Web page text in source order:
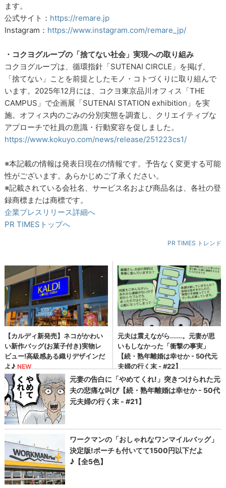
ます。
公式サイト： https://remare.jp
Instagram： https://www.instagram.com/remare_jp/
・コクヨグループの「捨てない社会」実現への取り組み
コクヨグループは、循環指針「SUTENAI CIRCLE」を掲げ、
「捨てない」ことを前提としたモノ・コトづくりに取り組んで
います。2025年12月には、コクヨ東京品川オフィス「THE
CAMPUS」で企画展「SUTENAI STATION exhibition」を実
施。オフィス内のごみの分別実態を調査し、クリエイティブな
アプローチで社員の意識・行動変容を促しました。
https://www.kokuyo.com/news/release/251223cs1/
※本記載の情報は発表日現在の情報です。予告なく変更する可能
性がございます。あらかじめご了承ください。
※記載されている会社名、サービス名および商品名は、各社の登
録商標または商標です。
企業プレスリリース詳細へ
PR TIMESトップへ
PR TIMES トレンド